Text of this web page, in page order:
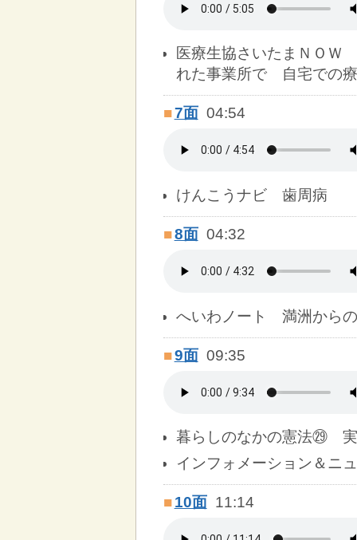
医療生協さいたまＮＯＷ
れた事業所で 自宅での
■7面 04:54
けんこうナビ 歯周病
■8面 04:32
へいわノート 満洲から
■9面 09:35
暮らしのなかの憲法㉙
インフォメーション＆ニ
■10面 11:14